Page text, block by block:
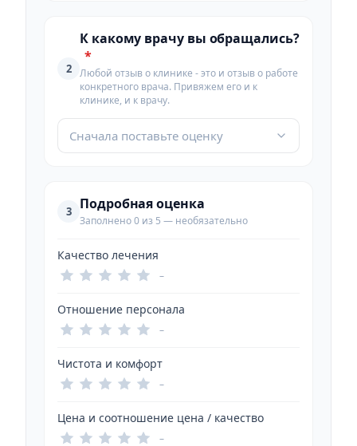
2
К какому врачу вы обращались?
*
Любой отзыв о клинике - это и отзыв о работе
конкретного врача. Привяжем его и к
клинике, и к врачу.
Сначала поставьте оценку
3 Подробная оценка
Заполнено 0 из 5 — необязательно
Качество лечения
–
Отношение персонала
–
Чистота и комфорт
–
Цена и соотношение цена / качество
–